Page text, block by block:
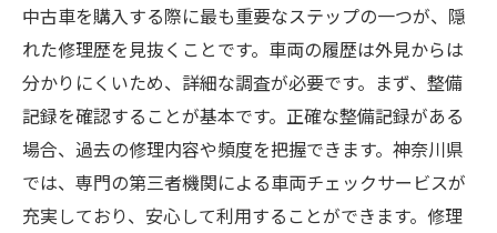
中古車を購入する際に最も重要なステップの一つが、隠
れた修理歴を見抜くことです。車両の履歴は外見からは
分かりにくいため、詳細な調査が必要です。まず、整備
記録を確認することが基本です。正確な整備記録がある
場合、過去の修理内容や頻度を把握できます。神奈川県
では、専門の第三者機関による車両チェックサービスが
充実しており、安心して利用することができます。修理